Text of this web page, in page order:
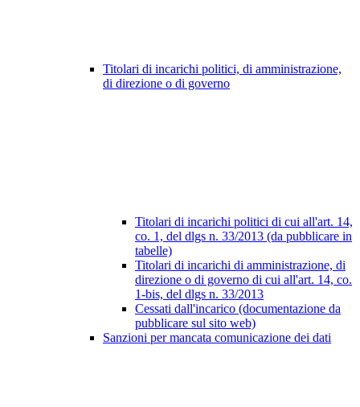
Titolari di incarichi politici, di amministrazione,
di direzione o di governo
Titolari di incarichi politici di cui all'art. 14,
co. 1, del dlgs n. 33/2013 (da pubblicare in
tabelle)
Titolari di incarichi di amministrazione, di
direzione o di governo di cui all'art. 14, co.
1-bis, del dlgs n. 33/2013
Cessati dall'incarico (documentazione da
pubblicare sul sito web)
Sanzioni per mancata comunicazione dei dati